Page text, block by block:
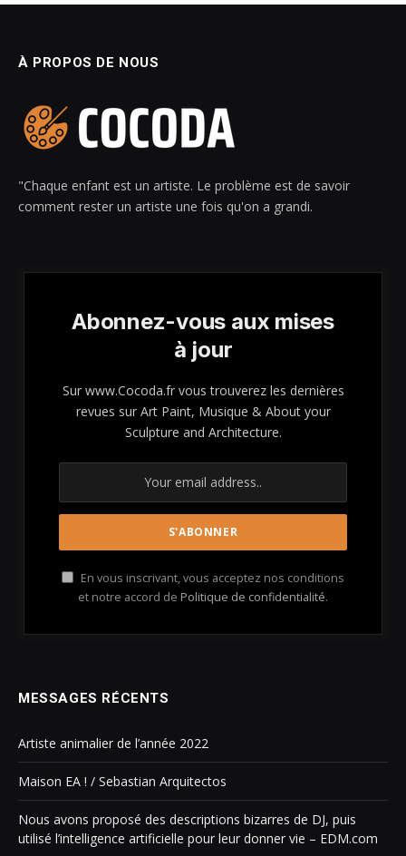
À PROPOS DE NOUS
"Chaque enfant est un artiste. Le problème est de savoir
comment rester un artiste une fois qu'on a grandi.
Abonnez-vous aux mises
à jour
Sur www.Cocoda.fr vous trouverez les dernières
revues sur Art Paint, Musique & About your
Sculpture and Architecture.
En vous inscrivant, vous acceptez nos conditions
et notre accord de Politique de confidentialité.
MESSAGES RÉCENTS
Artiste animalier de l’année 2022
Maison EA ! / Sebastian Arquitectos
Nous avons proposé des descriptions bizarres de DJ, puis
utilisé l’intelligence artificielle pour leur donner vie – EDM.com